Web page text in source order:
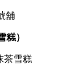
舖
糕）
茶雪糕